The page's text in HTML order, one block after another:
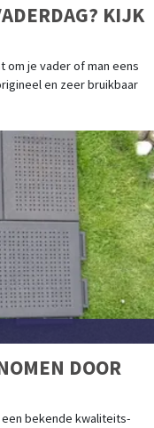
KIJK
om je vader of man eens
en zeer bruikbaar
DOOR
bekende kwaliteits-